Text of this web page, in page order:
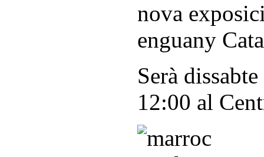
nova
enguany
Serà
12:00 al